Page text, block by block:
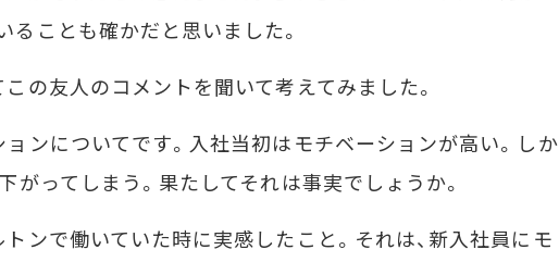
ることも確かだと思いました。
の友人のコメントを聞いて考えてみました。
ンについてです。入社当初はモチベーションが高い。しか
がってしまう。果たしてそれは事実でしょうか。
ンで働いていた時に実感したこと。それは、新入社員にモ